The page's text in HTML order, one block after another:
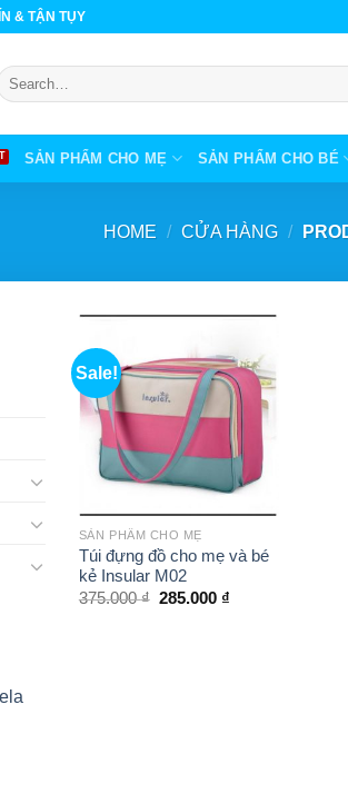
& TẬN TỤY
SẢN PHẨM CHO MẸ SẢN PHẨM CHO BÉ
HOME / CỬA HÀNG /
Sale!
SẢN PHẨM CHO MẸ
Túi đựng đồ cho mẹ và bé
kẻ Insular M02
375.000₫ 285.000 ₫